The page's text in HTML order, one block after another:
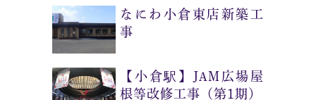
なにわ小倉東店新築工
事
【小倉駅】JAM広場屋
根等改修工事（第1期）